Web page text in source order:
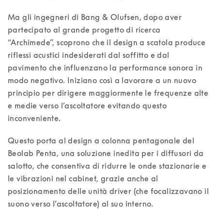
Ma gli ingegneri di Bang & Olufsen, dopo aver
partecipato al grande progetto di ricerca
“Archimede”, scoprono che il design a scatola produce
riflessi acustici indesiderati dal soffitto e dal
pavimento che influenzano la performance sonora in
modo negativo. Iniziano così a lavorare a un nuovo
principio per dirigere maggiormente le frequenze alte
e medie verso l’ascoltatore evitando questo
inconveniente.
Questo porta al design a colonna pentagonale del
Beolab Penta, una soluzione inedita per i diffusori da
salotto, che consentiva di ridurre le onde stazionarie e
le vibrazioni nel cabinet, grazie anche al
posizionamento delle unità driver (che focalizzavano il
suono verso l’ascoltatore) al suo interno.